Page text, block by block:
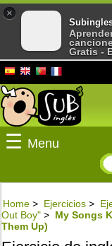
☰ Menu
Home > Ejercicios >
Out Boy" > My Songs
Them Up)
×
Gratis -